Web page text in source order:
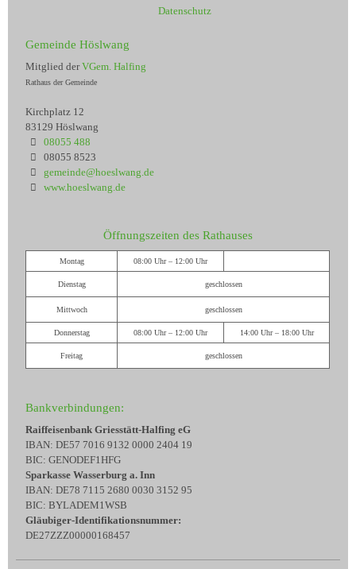
Datenschutz
Gemeinde Höslwang
Mitglied derVGem. Halfing
Rathaus der Gemeinde
Kirchplatz 12
83129 Höslwang
08055 488
08055 8523
gemeinde@hoeslwang.de
www.hoeslwang.de
Öffnungszeiten des Rathauses
Montag 08:00 Uhr – 12:00 Uhr
Dienstag geschlossen
Mittwoch geschlossen
Donnerstag 08:00 Uhr – 12:00 Uhr 14:00 Uhr – 18:00 Uhr
Freitag geschlossen
Bankverbindungen:
Raiffeisenbank Griesstätt-Halfing eG
IBAN: DE57 7016 9132 0000 2404 19
BIC: GENODEF1HFG
Sparkasse Wasserburg a. Inn
IBAN: DE78 7115 2680 0030 3152 95
BIC: BYLADEM1WSB
Gläubiger-Identifikationsnummer:
DE27ZZZ00000168457